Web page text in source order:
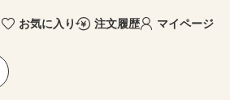
お気に入り 注文履歴 マイページ